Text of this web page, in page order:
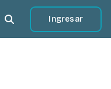
Selector de búsqueda
Ingresar